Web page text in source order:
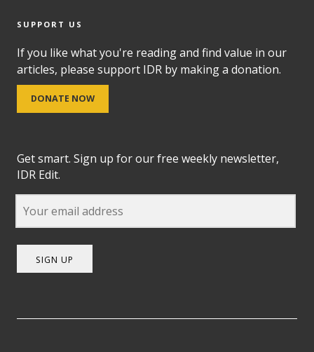
SUPPORT US
If you like what you're reading and find value in our
articles, please support IDR by making a donation.
DONATE NOW
Get smart. Sign up for our free weekly newsletter,
IDR Edit.
SIGN UP